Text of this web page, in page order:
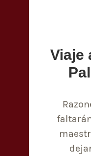
Viaje